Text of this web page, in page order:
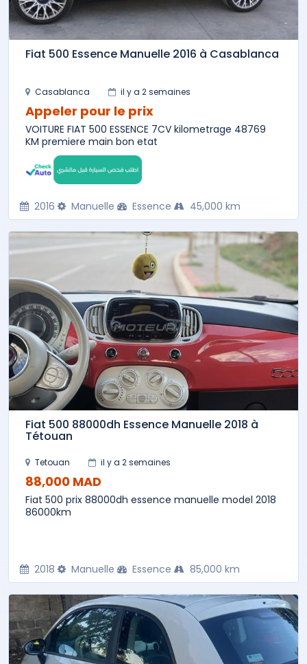
Fiat 500 Essence Manuelle 2016 à Casablanca
Casablanca il y a 2 semaines
Appeler pour le prix
VOITURE FIAT 500 ESSENCE 7CV kilometrage 48769
KM premiere main bon etat
2016 Manuelle Essence 45,000 km
Fiat 500 88000dh Essence Manuelle 2018 à
Tétouan
Tetouan il y a 2 semaines
88,000 MAD
Fiat 500 prix 88000dh essence manuelle model 2018
86000km
2018 Manuelle Essence 85,000 km